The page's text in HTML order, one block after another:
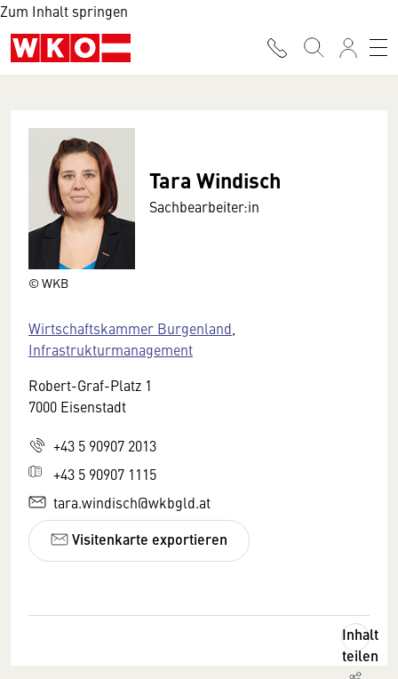
Zum Inhalt springen
© WKB
Tara Windisch
Sachbearbeiter:in
Wirtschaftskammer Burgenland
Infrastrukturmanagement
Robert-Graf-Platz 1
7000 Eisenstadt
+43 5 90907 2013
+43 5 90907 1115
tara.windisch@wkbgld.at
Visitenkarte exportieren
Inhalt
teilen